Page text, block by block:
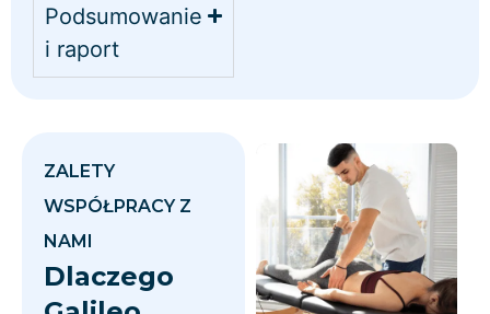
Podsumowanie
i raport
ZALETY
WSPÓŁPRACY Z
NAMI
Dlaczego